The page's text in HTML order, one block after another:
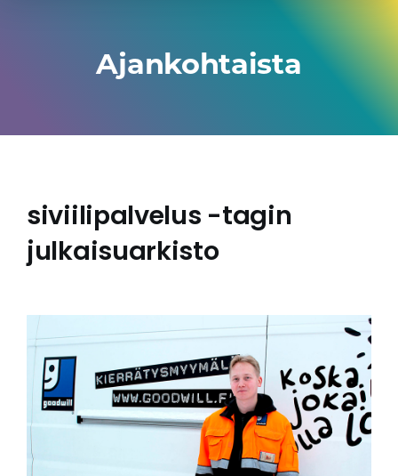
Ajankohtaista
siviilipalvelus -tagin
julkaisuarkisto